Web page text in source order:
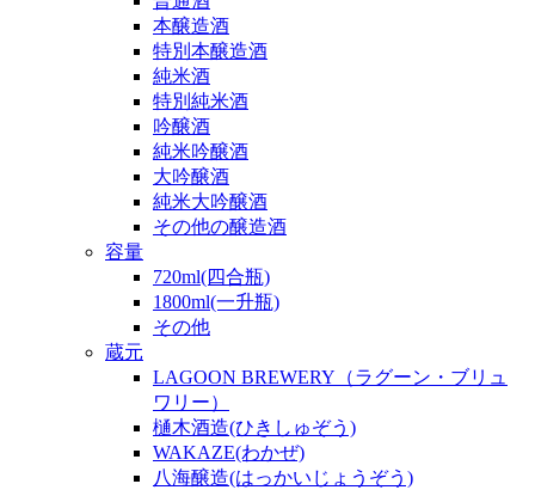
本醸造酒
特別本醸造酒
純米酒
特別純米酒
吟醸酒
純米吟醸酒
大吟醸酒
純米大吟醸酒
その他の醸造酒
容量
720ml(四合瓶)
1800ml(一升瓶)
その他
蔵元
LAGOON BREWERY（ラグーン・ブリュ
ワリー）
樋木酒造(ひきしゅぞう)
WAKAZE(わかぜ)
八海醸造(はっかいじょうぞう)